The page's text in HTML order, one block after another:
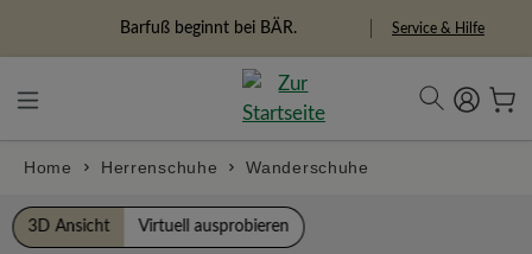
Freiheitspioniere Service & Hilfe
Home Herrenschuhe Wanderschuhe
Bildergalerie überspringen
3D Ansicht Virtuell ausprobieren